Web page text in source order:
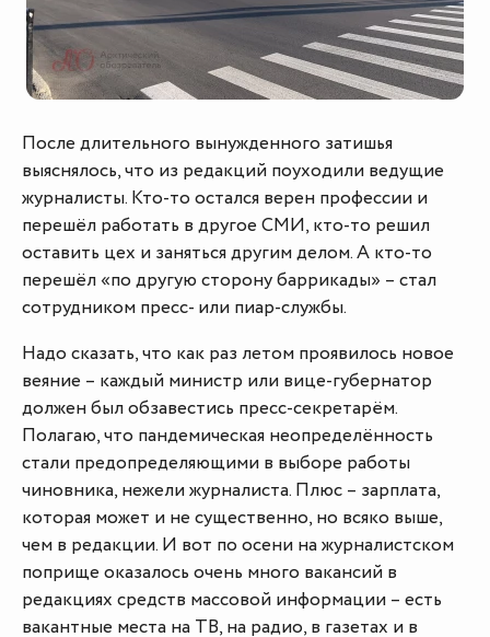
После длительного вынужденного затишья
выяснялось, что из редакций поуходили ведущие
журналисты. Кто-то остался верен профессии и
перешёл работать в другое СМИ, кто-то решил
оставить цех и заняться другим делом. А кто-то
перешёл «по другую сторону баррикады» – стал
сотрудником пресс- или пиар-службы.
Надо сказать, что как раз летом проявилось новое
веяние – каждый министр или вице-губернатор
должен был обзавестись пресс-секретарём.
Полагаю, что пандемическая неопределённость
стали предопределяющими в выборе работы
чиновника, нежели журналиста. Плюс – зарплата,
которая может и не существенно, но всяко выше,
чем в редакции. И вот по осени на журналистском
поприще оказалось очень много вакансий в
редакциях средств массовой информации – есть
вакантные места на ТВ, на радио, в газетах и в